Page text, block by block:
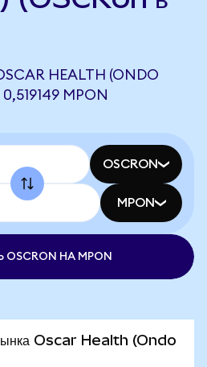
HEALTH (ONDO
MPON
OSCRON
MPON
НА MPON
Oscar Health (Ondo